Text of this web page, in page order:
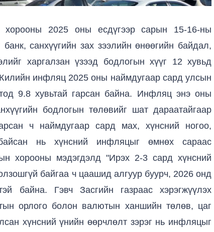
хорооны 2025 оны есдүгээр сарын 15-16-ны
санхүүгийн зах зээлийн өнөөгийн байдал,
харгалзан үзээд бодлогын хүүг 12 хувьд
инфляц 2025 оны наймдугаар сард улсын
9.8 хувьтай гарсан байна. Инфляц энэ оны
бодлогын төлөвийг шат дараатайгаар
ч наймдугаар сард мах, хүнсний ногоо,
нь хүнсний инфляцыг өмнөх сараас
хорооны мэдэгдэлд "Ирэх 2-3 сард хүнсний
байгаа ч цаашид алгуур буурч, 2026 онд
байна. Гэвч Засгийн газраас хэрэгжүүлэх
орлого болон валютын ханшийн төлөв, цаг
хүнсний үнийн өөрчлөлт зэрэг нь инфляцыг